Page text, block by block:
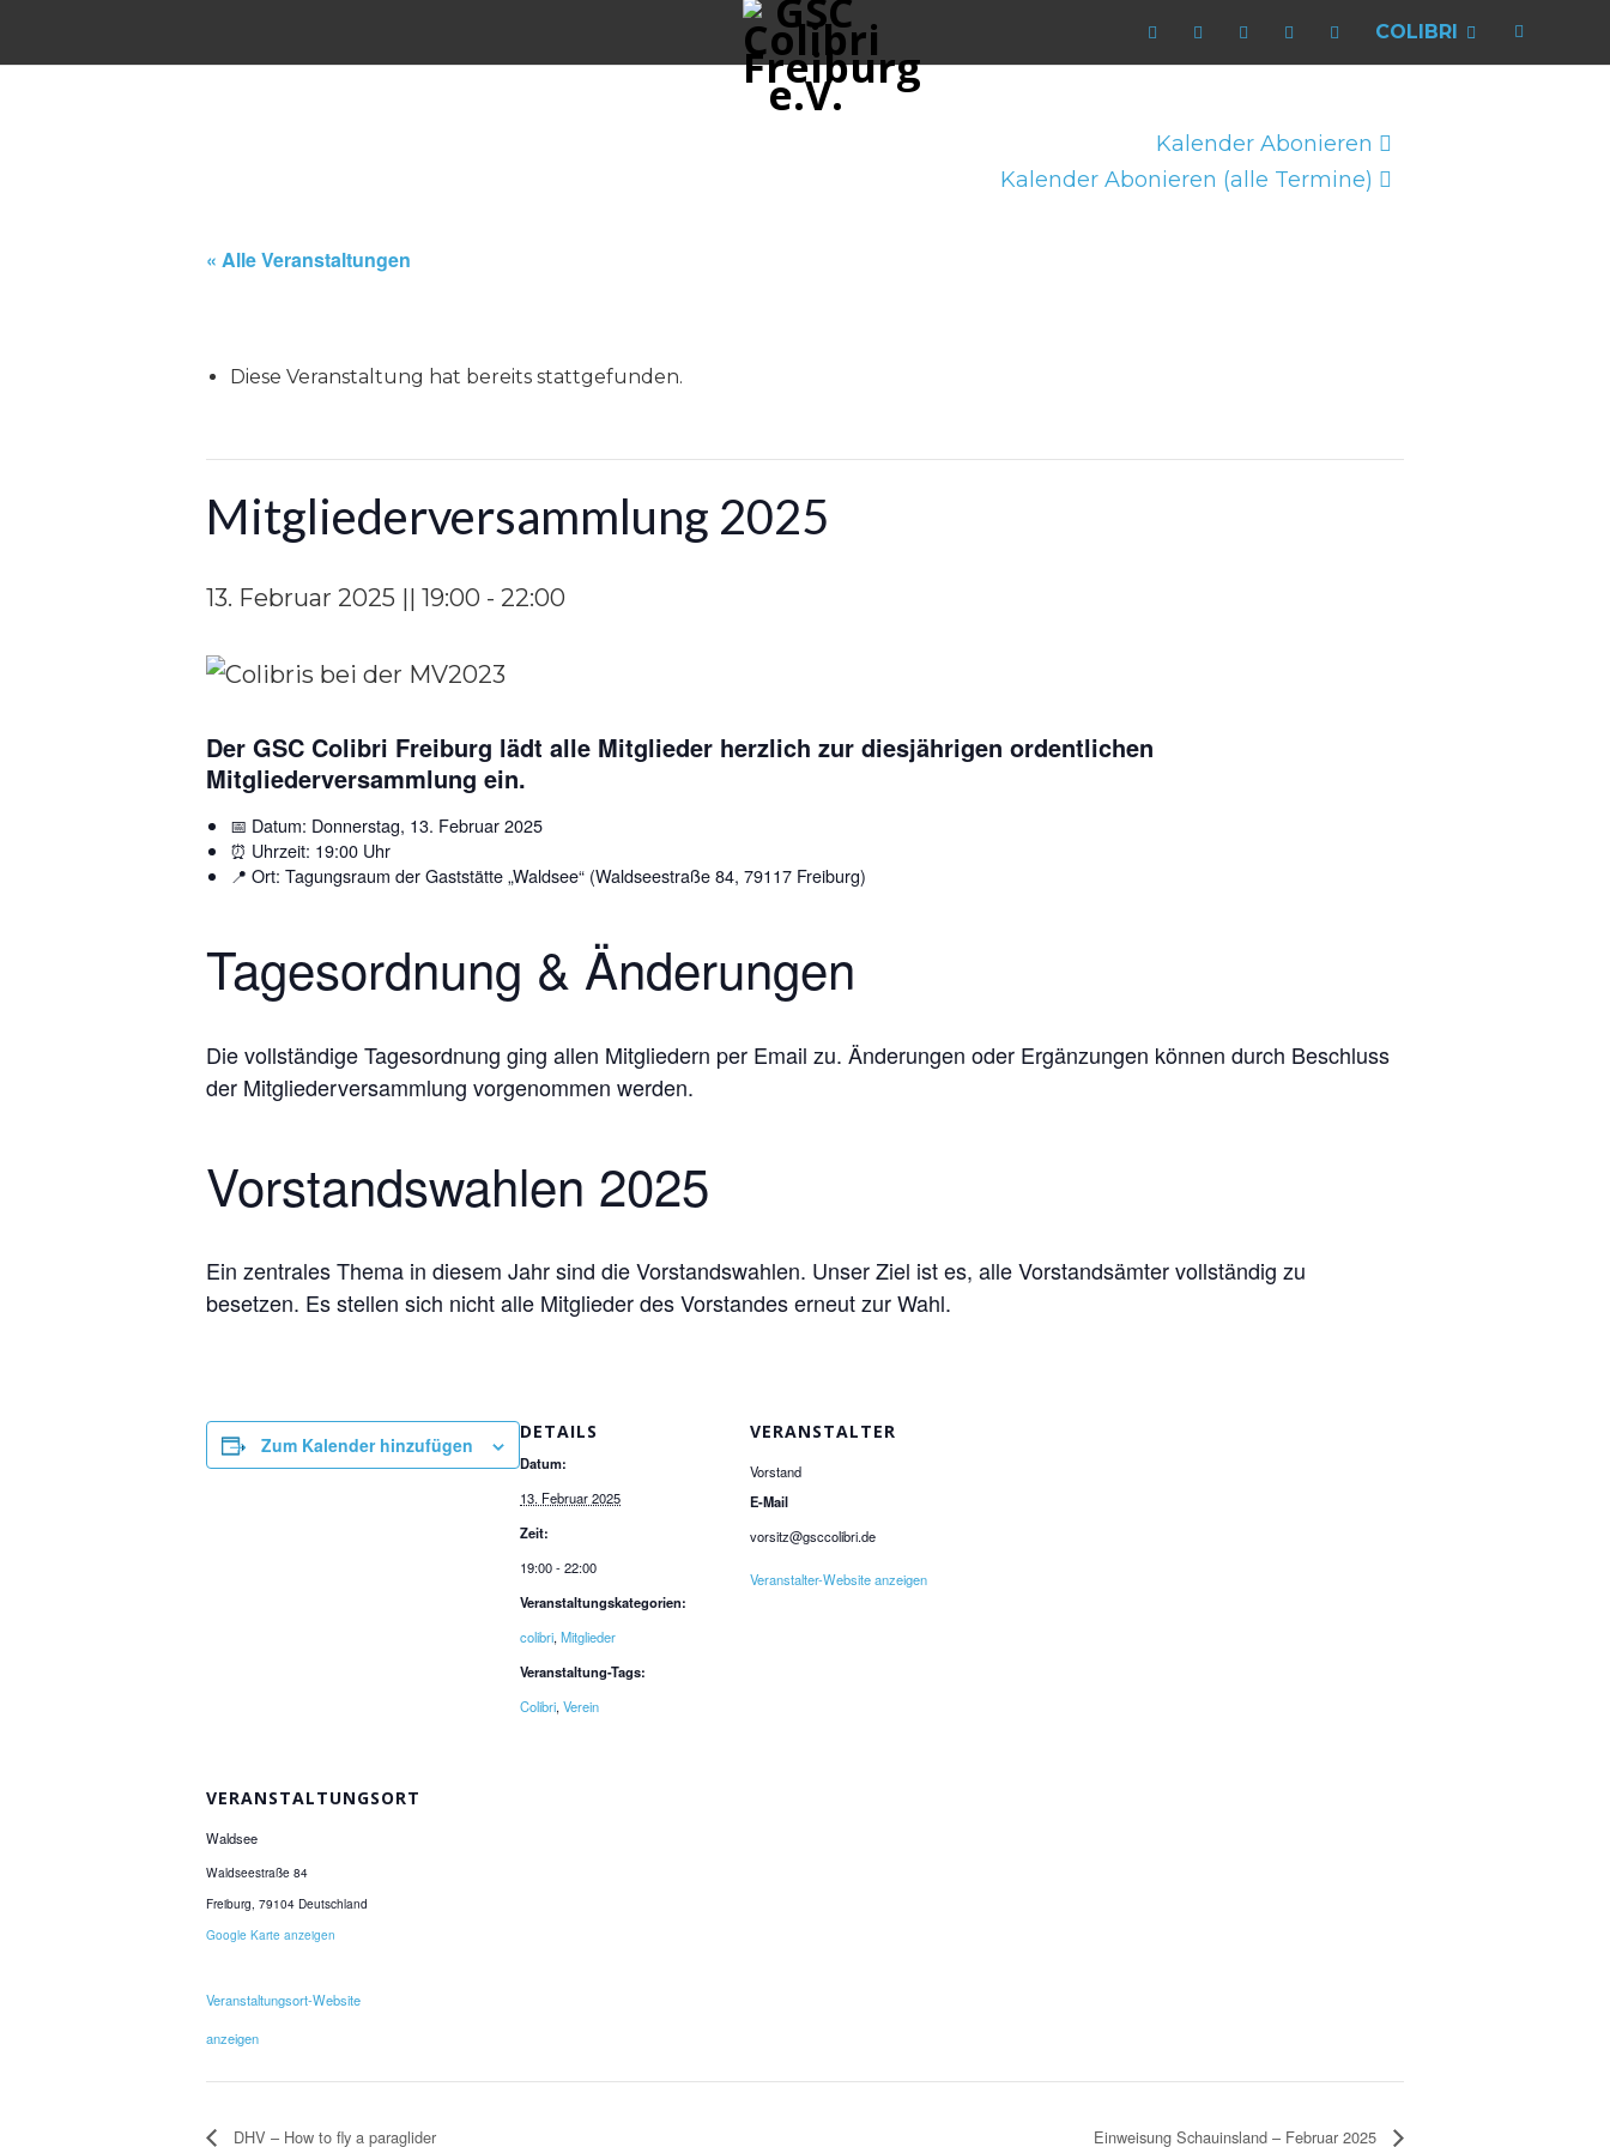
COLIBRI
Kalender Abonieren
Kalender Abonieren (alle Termine)
« Alle Veranstaltungen
Diese Veranstaltung hat bereits stattgefunden.
Mitgliederversammlung 2025
13. Februar 2025 || 19:00 - 22:00
Der GSC Colibri Freiburg lädt alle Mitglieder herzlich zur diesjährigen ordentlichen
Mitgliederversammlung ein.
📅 Datum: Donnerstag, 13. Februar 2025
⏰ Uhrzeit: 19:00 Uhr
📍 Ort: Tagungsraum der Gaststätte „Waldsee“ (Waldseestraße 84, 79117 Freiburg)
Tagesordnung & Änderungen
Die vollständige Tagesordnung ging allen Mitgliedern per Email zu. Änderungen oder Ergänzungen können durch Beschluss
der Mitgliederversammlung vorgenommen werden.
Vorstandswahlen 2025
Ein zentrales Thema in diesem Jahr sind die Vorstandswahlen. Unser Ziel ist es, alle Vorstandsämter vollständig zu
besetzen. Es stellen sich nicht alle Mitglieder des Vorstandes erneut zur Wahl.
Zum Kalender hinzufügen
DETAILS
Datum:
13. Februar 2025
Zeit:
19:00 - 22:00
Veranstaltungskategorien:
colibri, Mitglieder
Veranstaltung-Tags:
Colibri, Verein
VERANSTALTER
Vorstand
E-Mail
vorsitz@gsccolibri.de
Veranstalter-Website anzeigen
VERANSTALTUNGSORT
Waldsee
Waldseestraße 84
Freiburg, 79104 Deutschland
Google Karte anzeigen
Veranstaltungsort-Website
anzeigen
DHV – How to fly a paraglider Einweisung Schauinsland – Februar 2025